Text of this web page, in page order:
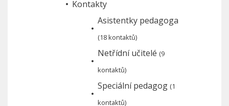
Kontakty
Asistentky pedagoga
(18 kontaktů)
Netřídní učitelé (9
kontaktů)
Speciální pedagog (1
kontaktů)